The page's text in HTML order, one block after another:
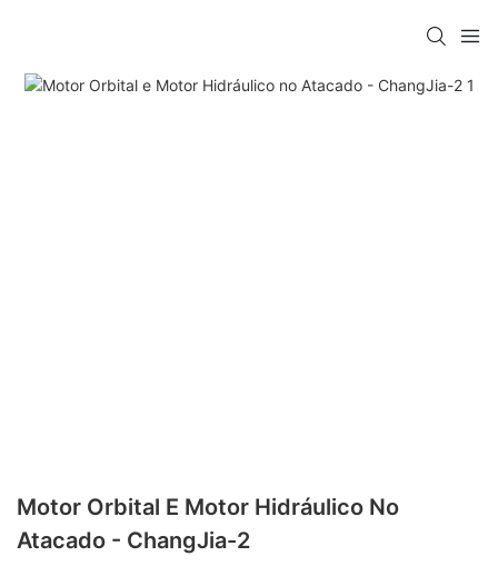
Motor Orbital E Motor Hidráulico No
Atacado - ChangJia-2